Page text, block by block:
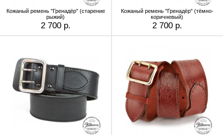
Кожаный ремень "Гренадёр" (старение
рыжий)
2 700 р.
Кожаный ремень "Гренадёр" (тёмно-
коричневый)
2 700 р.